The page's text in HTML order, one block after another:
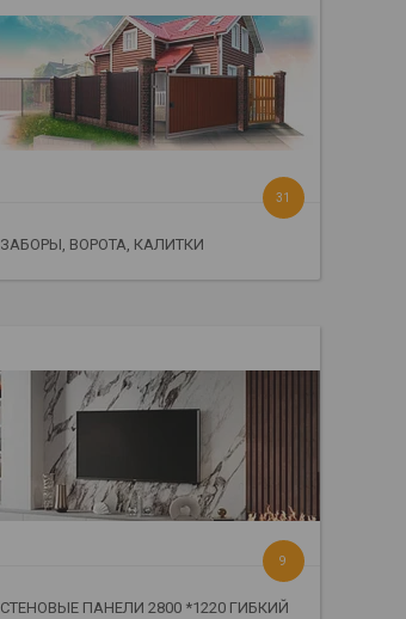
ЗАБОРЫ, ВОРОТА, КАЛИТКИ
31
СТЕНОВЫЕ ПАНЕЛИ 2800 *1220 ГИБКИЙ
9